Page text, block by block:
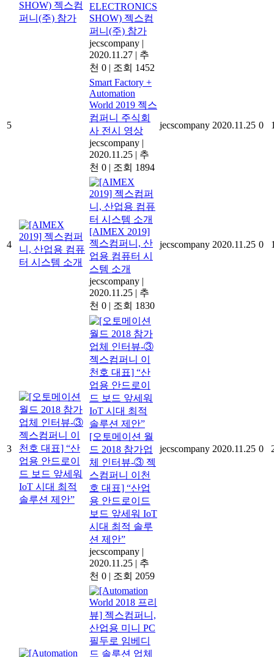
ELECTRONICS
SHOW) 젝스컴
퍼니(주) 참가
jecscompany |
2020.11.27 | 추
천 0 | 조회 1452
5
Smart Factory +
Automation
World 2019 젝스
컴퍼니 주식회
사 전시 영상
jecscompany |
2020.11.25 | 추
천 0 | 조회 1894
jecscompany 2020.11.25 0
4
[AIMEX 2019]
젝스컴퍼니, 산
업용 컴퓨터 시
스템 소개
jecscompany |
2020.11.25 | 추
천 0 | 조회 1830
jecscompany 2020.11.25 0
3
[오토메이션 월
드 2018 참가업
체 인터뷰-③ 젝
스컴퍼니 이천
호 대표] “산업
용 안드로이드
보드 앞세워 IoT
시대 최적 솔루
션 제안”
jecscompany |
2020.11.25 | 추
천 0 | 조회 2059
jecscompany 2020.11.25 0